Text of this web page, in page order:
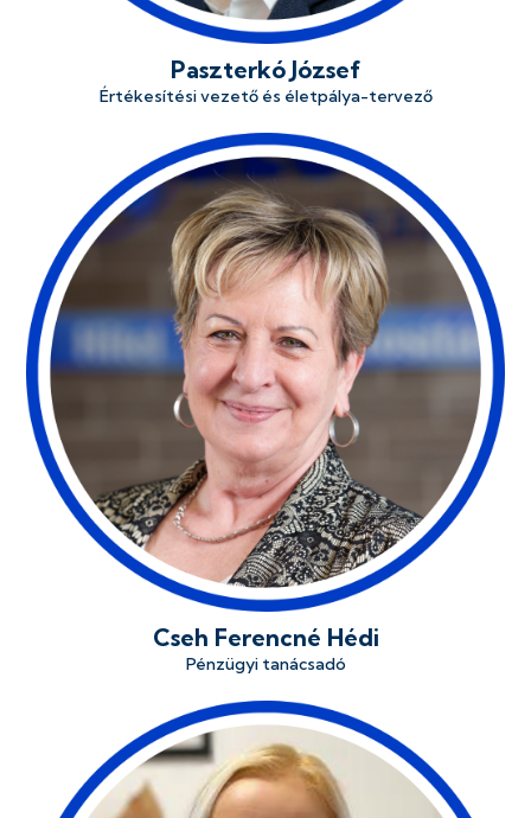
Paszterkó József
Értékesítési vezető és életpálya-tervező
Cseh Ferencné Hédi
Pénzügyi tanácsadó